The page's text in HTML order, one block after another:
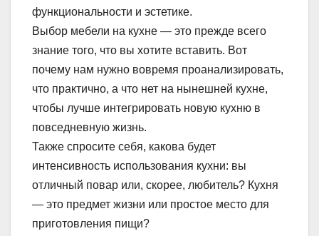
функциональности и эстетике.
Выбор мебели на кухне — это прежде всего
знание того, что вы хотите вставить. Вот
почему нам нужно вовремя проанализировать,
что практично, а что нет на нынешней кухне,
чтобы лучше интегрировать новую кухню в
повседневную жизнь.
Также спросите себя, какова будет
интенсивность использования кухни: вы
отличный повар или, скорее, любитель? Кухня
— это предмет жизни или простое место для
приготовления пищи?